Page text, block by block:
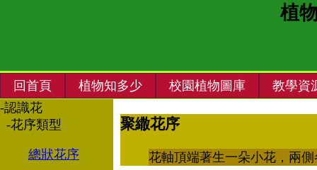
植
回首頁 植物知多少 校園植物圖庫 教學資
聚繖花序
花軸頂端著生一朵小花，兩
-認識花
-花序類型
總狀花序